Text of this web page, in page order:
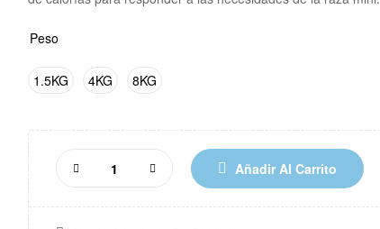
Peso
1.5KG 4KG 8KG
Añadir Al Carrito